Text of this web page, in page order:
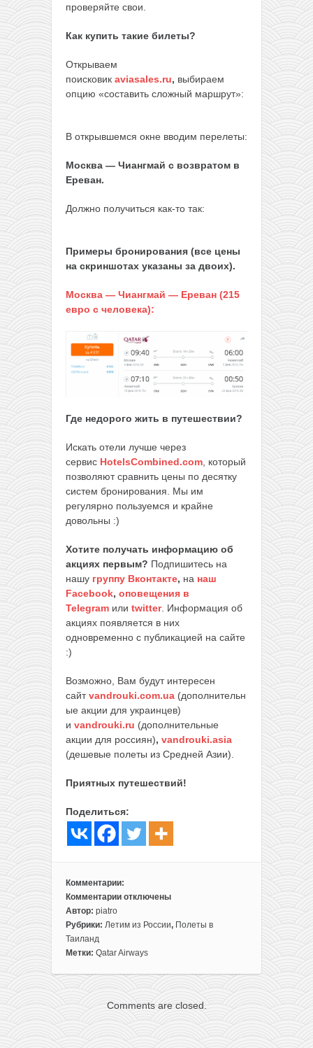
проверяйте свои.
Как купить такие билеты?
Открываем
поисковик aviasales.ru, выбираем
опцию «составить сложный маршрут»:
В открывшемся окне вводим перелеты:
Москва — Чиангмай с возвратом в
Ереван.
Должно получиться как-то так:
Примеры бронирования (все цены
на скриншотах указаны за двоих).
Москва — Чиангмай — Ереван (215
евро с человека):
Где недорого жить в путешествии?
Искать отели лучше через
сервис HotelsCombined.com , который
позволяют сравнить цены по десятку
систем бронирования. Мы им
регулярно пользуемся и крайне
довольны :)
Хотите получать информацию об
акциях первым? Подпишитесь на
нашу группу Вконтакте, на наш
Facebook, оповещения в
Telegram или twitter. Информация об
акциях появляется в них
одновременно с публикацией на сайте
:)
Возможно, Вам будут интересен
сайтvandrouki.com.ua (дополнительн
ые акции для украинцев)
и vandrouki.ru (дополнительные
акции для россиян), vandrouki.asia
(дешевые полеты из Средней Азии).
Приятных путешествий!
Поделиться:
Комментарии:
Комментарии
к
записи
Актуально!
Qatar
полеты
в
Таиланд
отключены
Автор: piatro
Рубрики: Летим из России, Полеты в
Таиланд
Метки: Qatar Airways
Comments are closed.